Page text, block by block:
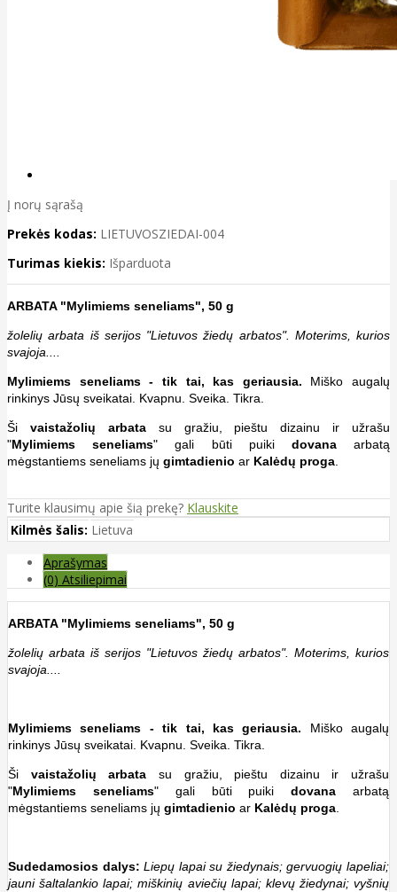
Į norų sąrašą
Prekės kodas: LIETUVOSZIEDAI-004
Turimas kiekis: Išparduota
ARBATA "Mylimiems seneliams", 50 g
žolelių arbata iš serijos "Lietuvos žiedų arbatos". Moterims, kurios
svajoja....
Mylimiems seneliams - tik tai, kas geriausia. Miško augalų
rinkinys Jūsų sveikatai. Kvapnu. Sveika. Tikra.
Ši vaistažolių arbatasu gražiu, pieštu dizainu ir užrašu
"Mylimiems seneliams" gali būti puiki dovanaarbatą
mėgstantiems seneliams jų gimtadienio ar Kalėdų proga
Turite klausimų apie šią prekę? Klauskite
Kilmės šalis: Lietuva
Aprašymas
(0) Atsiliepimai
ARBATA "Mylimiems seneliams", 50 g
žolelių arbata iš serijos "Lietuvos žiedų arbatos". Moterims, kurios
svajoja....
Mylimiems seneliams - tik tai, kas geriausia. Miško augalų
rinkinys Jūsų sveikatai. Kvapnu. Sveika. Tikra.
Ši vaistažolių arbata su gražiu, pieštu dizainu ir užrašu
"Mylimiems seneliams" gali būti puikidovana arbatą
mėgstantiems seneliams jų gimtadienio ar Kalėdų proga
Sudedamosios dalys: Liepų lapai su žiedynais; gervuogių lapeliai;
jauni šaltalankio lapai; miškinių aviečių lapai; klevų žiedynai; vyšnių